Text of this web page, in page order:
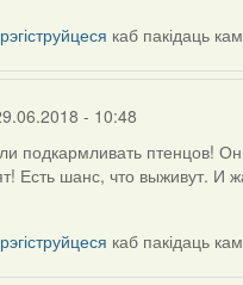
каб пакідаць
- 10:48
подкармливать птенцов!
Есть шанс, что выживут. И
каб пакідаць